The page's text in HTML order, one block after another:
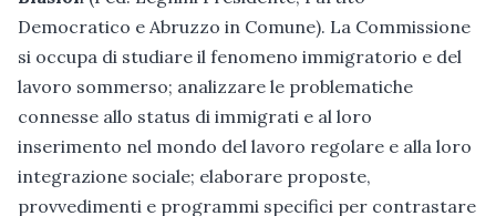
Democratico e Abruzzo in Comune). La Commissione
si occupa di studiare il fenomeno immigratorio e del
lavoro sommerso; analizzare le problematiche
connesse allo status di immigrati e al loro
inserimento nel mondo del lavoro regolare e alla loro
integrazione sociale; elaborare proposte,
provvedimenti e programmi specifici per contrastare